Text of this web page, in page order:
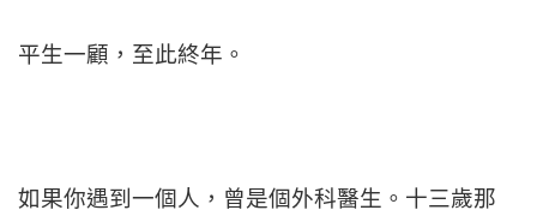
平生一顧，至此終年。
如果你遇到一個人，曾是個外科醫生。十三歲那